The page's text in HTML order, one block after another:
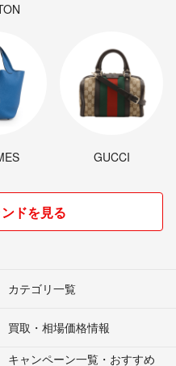
GUCCI
ドを見る
カテゴリ一覧
買取・相場価格情報
キャンペーン一覧・おすすめ